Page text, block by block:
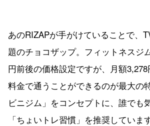
あのRIZAPが手がけていることで、
題のチョコザップ。フィットネスジ
円前後の価格設定ですが、月額
料金で通うことができるのが最大の
ビニジム」をコンセプトに、誰でも
「ちょいトレ習慣」を推奨しています